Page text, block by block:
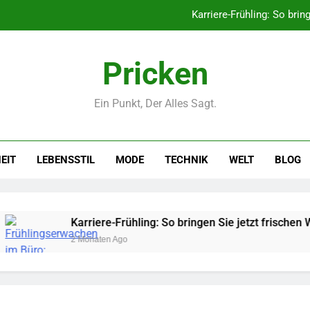
Karriere-Frühling: So
Selbstversorger-Glück:
Polnischer Hersteller von Socken –
Networking-Strategien: Wie
Pricken
Ein Punkt, Der Alles Sagt.
LEBENSSTIL MODE TECHNIK WELT BLOG
Karriere-Frühling: So bringen Sie jetzt frischen Wind in
2 Monaten Ago